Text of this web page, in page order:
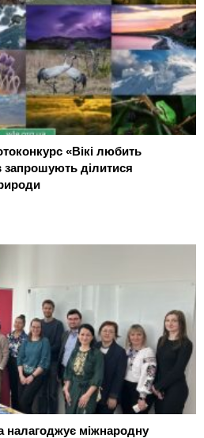
«Вікі любить
запрошують ділитися
налагоджує міжнародну